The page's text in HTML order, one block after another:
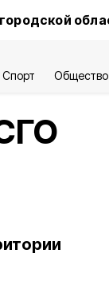
Спорт Общество